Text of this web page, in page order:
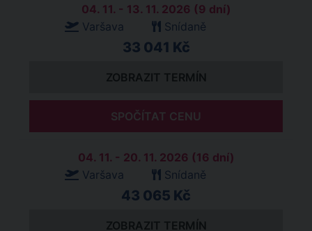
04. 11. - 13. 11. 2026 (9 dní)
Varšava
Snídaně
33 041 Kč
ZOBRAZIT TERMÍN
SPOČÍTAT CENU
04. 11. - 20. 11. 2026 (16 dní)
Varšava
Snídaně
43 065 Kč
ZOBRAZIT TERMÍN